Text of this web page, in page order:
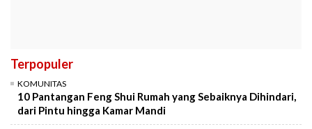
Terpopuler
KOMUNITAS
10 Pantangan Feng Shui Rumah yang Sebaiknya Dihindari,
dari Pintu hingga Kamar Mandi